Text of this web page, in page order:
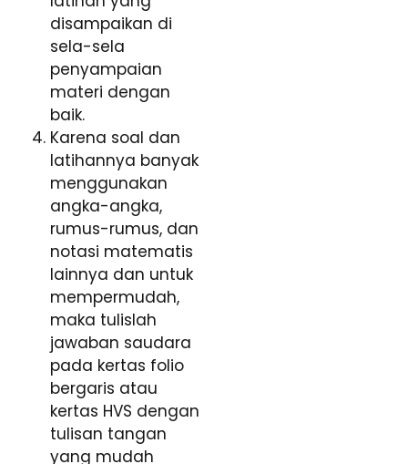
disampaikan di
sela-sela
penyampaian
materi dengan
baik.
Karena soal dan
latihannya banyak
menggunakan
angka-angka,
rumus-rumus, dan
notasi matematis
lainnya dan untuk
mempermudah,
maka tulislah
jawaban saudara
pada kertas folio
bergaris atau
kertas HVS dengan
tulisan tangan
yang mudah